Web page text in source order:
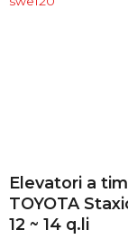
Elevatori a
TOYOTA
12 ~ 14 q.li